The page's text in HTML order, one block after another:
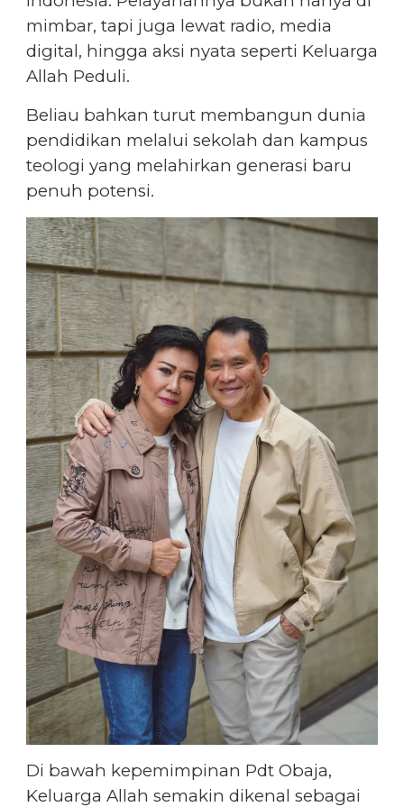
mimbar, tapi juga lewat radio, media
digital, hingga aksi nyata seperti Keluarga
Allah Peduli.
Beliau bahkan turut membangun dunia
pendidikan melalui sekolah dan kampus
teologi yang melahirkan generasi baru
penuh potensi.
Di bawah kepemimpinan Pdt Obaja,
Keluarga Allah semakin dikenal sebagai